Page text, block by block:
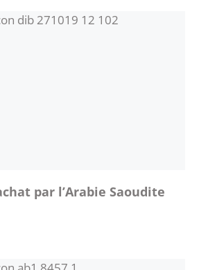
par l’Arabie Saoudite